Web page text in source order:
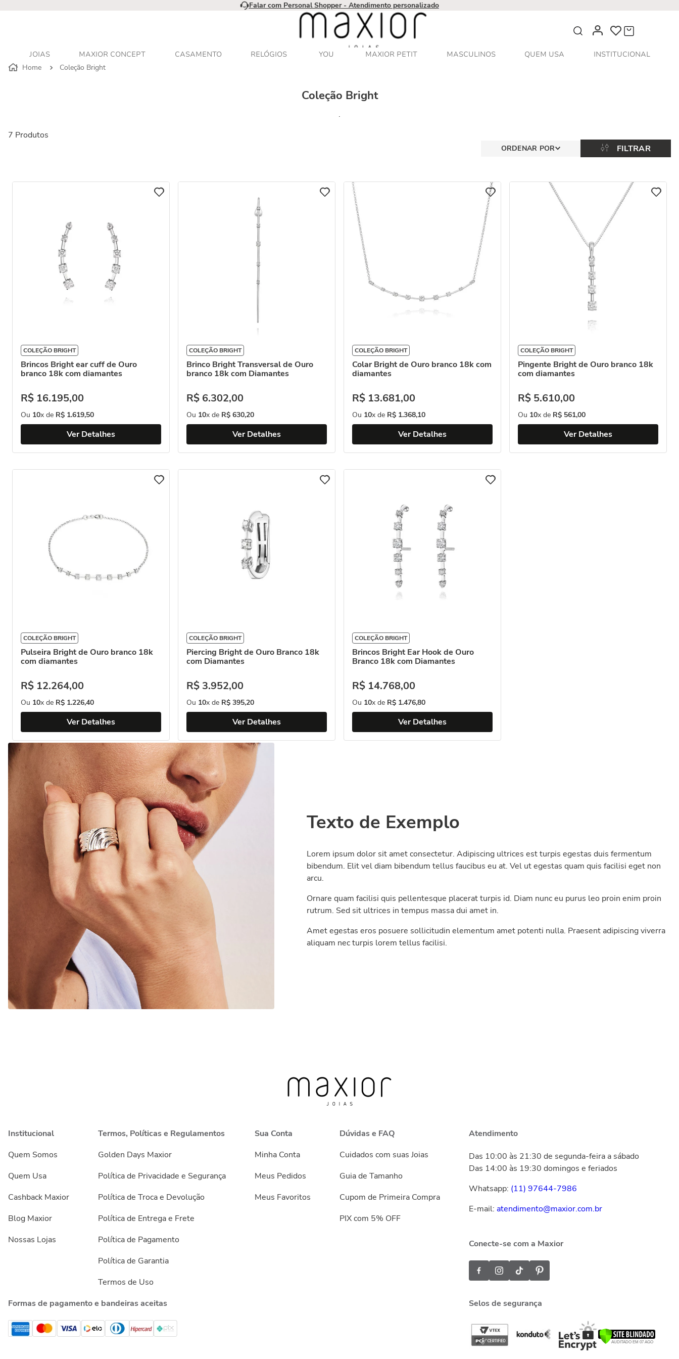
Falar com Personal Shopper - Atendimento personalizado
O que você procura?
JOIAS MAXIOR CONCEPT CASAMENTO RELÓGIOS YOU MAXIOR PETIT MASCULINOS QUEM USA
INSTITUCIONAL
Coleção Bright
Coleção Bright
.
7 Produtos
FILTRAR
COLEÇÃO BRIGHT
Brincos Bright ear cuff de Ouro
branco 18k com diamantes
R$ 16.195,00
Ou 10x de R$ 1.619,50
Ver Detalhes
COLEÇÃO BRIGHT
Brinco Bright Transversal de Ouro
branco 18k com Diamantes
R$ 6.302,00
Ou 10x de R$ 630,20
Ver Detalhes
COLEÇÃO BRIGHT
Colar Bright de Ouro branco 18k com
diamantes
R$ 13.681,00
Ou 10x de R$ 1.368,10
Ver Detalhes
COLEÇÃO BRIGHT
Pingente Bright de Ouro branco 18k
com diamantes
R$ 5.610,00
Ou 10x de R$ 561,00
Ver Detalhes
COLEÇÃO BRIGHT
Pulseira Bright de Ouro branco 18k
com diamantes
R$ 12.264,00
Ou 10x de R$ 1.226,40
Ver Detalhes
COLEÇÃO BRIGHT
Piercing Bright de Ouro Branco 18k
com Diamantes
R$ 3.952,00
Ou 10x de R$ 395,20
Ver Detalhes
COLEÇÃO BRIGHT
Brincos Bright Ear Hook de Ouro
Branco 18k com Diamantes
R$ 14.768,00
Ou 10x de R$ 1.476,80
Ver Detalhes
Texto de Exemplo
Lorem ipsum dolor sit amet consectetur. Adipiscing ultrices est turpis egestas duis fermentum
bibendum. Elit vel diam bibendum tellus faucibus eu at. Vel ut egestas quam quis facilisi eget non
arcu.
Ornare quam facilisi quis pellentesque placerat turpis id. Diam nunc eu purus leo proin enim proin
rutrum. Sed sit ultrices in tempus massa dui amet in.
Amet egestas eros posuere sollicitudin elementum amet potenti nulla. Praesent adipiscing viverra
aliquam nec turpis lorem tellus facilisi.
Institucional
Quem Somos
Quem Usa
Cashback Maxior
Blog Maxior
Nossas Lojas
Termos, Políticas e Regulamentos
Golden Days Maxior
Política de Privacidade e Segurança
Política de Troca e Devolução
Política de Entrega e Frete
Política de Pagamento
Política de Garantia
Termos de Uso
Sua Conta
Minha Conta
Meus Pedidos
Meus Favoritos
Dúvidas e FAQ
Cuidados com suas Joias
Guia de Tamanho
Cupom de Primeira Compra
PIX com 5% OFF
Atendimento
Das 10:00 às 21:30 de segunda-feira a sábado
Das 14:00 às 19:30 domingos e feriados
Whatsapp: (11) 97644-7986
E-mail: atendimento@maxior.com.br
Conecte-se com a Maxior
Formas de pagamento e bandeiras aceitas Selos de segurança